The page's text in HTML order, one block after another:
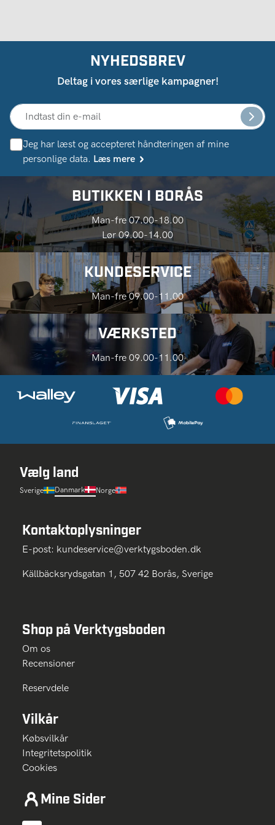
NYHEDSBREV
Deltag i vores særlige kampagner!
Jeg har læst og accepteret håndteringen af ​​mine
personlige data. Læs mere
BUTIKKEN I BORÅS
Man-fre 07.00-18.00
Lør 09.00-14.00
KUNDESERVICE
Man-fre 09.00-11.00
VÆRKSTED
Man-fre 09.00-11.00
Vælg land
Sverige Danmark Norge
Kontaktoplysninger
E-post: kundeservice@verktygsboden.dk
Källbäcksrydsgatan 1, 507 42 Borås, Sverige
Shop på Verktygsboden
Om os
Recensioner
Reservdele
Vilkår
Købsvilkår
Integritetspolitik
Cookies
Mine Sider